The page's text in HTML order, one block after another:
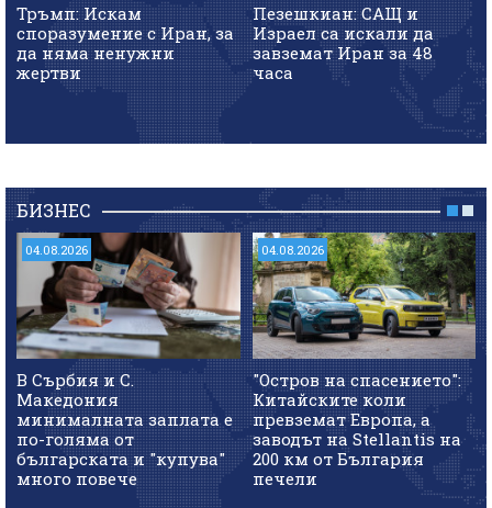
Тръмп: Искам
споразумение с Иран, за
да няма ненужни
жертви
Пезешкиан: САЩ и
Израел са искали да
завземат Иран за 48
часа
БИЗНЕС
04.08.2026
В Сърбия и С.
Македония
минималната заплата е
по-голяма от
българската и "купува"
много повече
04.08.2026
"Остров на спасението":
Китайските коли
превземат Европа, а
заводът на Stellantis на
200 км от България
печели